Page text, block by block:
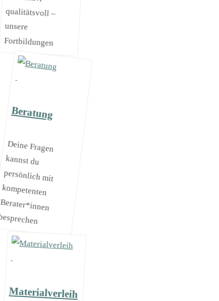
Fortbildungen
Beratung
Deine Fragen
kannst du
persönlich mit
kompetenten
Berater*innen
Materialverleih